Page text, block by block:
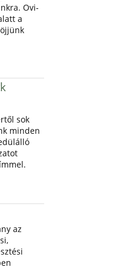
Ovi-
a
sok
minden
az